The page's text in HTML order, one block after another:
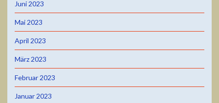
Juni 2023
Mai 2023
April 2023
März 2023
Februar 2023
Januar 2023